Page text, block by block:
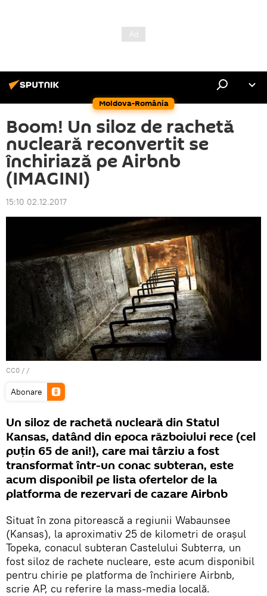
Moldova-România
Boom! Un siloz de rachetă
nucleară reconvertit se
închiriază pe Airbnb
(IMAGINI)
15:10 02.12.2017
CC0 / /
Abonare
Un siloz de rachetă nucleară din Statul
Kansas, datând din epoca războiului rece (cel
puțin 65 de ani!), care mai târziu a fost
transformat într-un conac subteran, este
acum disponibil pe lista ofertelor de la
platforma de rezervari de cazare Airbnb
Situat în zona pitorească a regiunii Wabaunsee
(Kansas), la aproximativ 25 de kilometri de orașul
Topeka, conacul subteran Castelului Subterra, un
fost siloz de rachete nucleare, este acum disponibil
pentru chirie pe platforma de închiriere Airbnb,
scrie AP, cu referire la mass-media locală.